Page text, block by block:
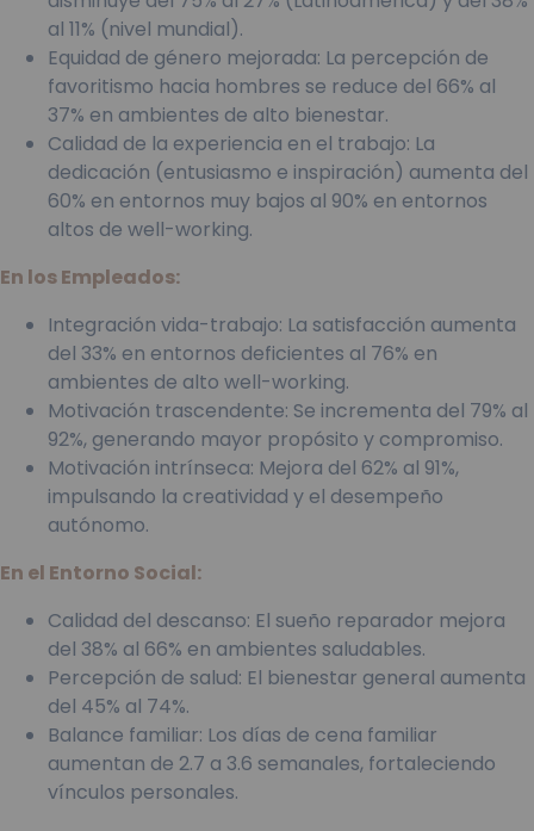
al 11% (nivel mundial).
Equidad de género mejorada: La percepción de
favoritismo hacia hombres se reduce del 66% al
37% en ambientes de alto bienestar.
Calidad de la experiencia en el trabajo: La
dedicación (entusiasmo e inspiración) aumenta del
60% en entornos muy bajos al 90% en entornos
altos de well-working.
En los Empleados:
Integración vida-trabajo: La satisfacción aumenta
del 33% en entornos deficientes al 76% en
ambientes de alto well-working.
Motivación trascendente: Se incrementa del 79% al
92%, generando mayor propósito y compromiso.
Motivación intrínseca: Mejora del 62% al 91%,
impulsando la creatividad y el desempeño
autónomo.
En el Entorno Social:
Calidad del descanso: El sueño reparador mejora
del 38% al 66% en ambientes saludables.
Percepción de salud: El bienestar general aumenta
del 45% al 74%.
Balance familiar: Los días de cena familiar
aumentan de 2.7 a 3.6 semanales, fortaleciendo
vínculos personales.